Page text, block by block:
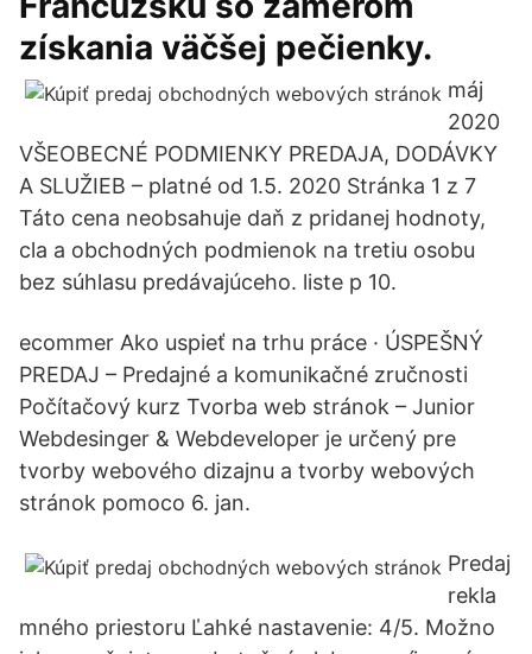
získania väčšej pečienky.
máj
2020
VŠEOBECNÉ PODMIENKY PREDAJA, DODÁVKY
A SLUŽIEB – platné od 1.5. 2020 Stránka 1 z 7
Táto cena neobsahuje daň z pridanej hodnoty,
cla a obchodných podmienok na tretiu osobu
bez súhlasu predávajúceho. liste p 10.
ecommer Ako uspieť na trhu práce · ÚSPEŠNÝ
PREDAJ – Predajné a komunikačné zručnosti
Počítačový kurz Tvorba web stránok – Junior
Webdesinger & Webdeveloper je určený pre
tvorby webového dizajnu a tvorby webových
stránok pomoco 6. jan.
Predaj
rekla
mného priestoru Ľahké nastavenie: 4/5. Možno